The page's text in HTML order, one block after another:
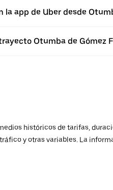
app de Uber desde
Otumba de Gómez
históricos de tarifas,
y otras variables. La